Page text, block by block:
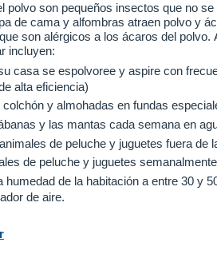
polvo son pequeños insectos que no
de cama y alfombras atraen polvo y
son alérgicos a los ácaros del polvo.
incluyen:
casa se espolvoree y aspire con
alta eficiencia)
colchón y almohadas en fundas
y las mantas cada semana en
de peluche y juguetes fuera de
de peluche y juguetes
humedad de la habitación a entre 30 y
de aire.